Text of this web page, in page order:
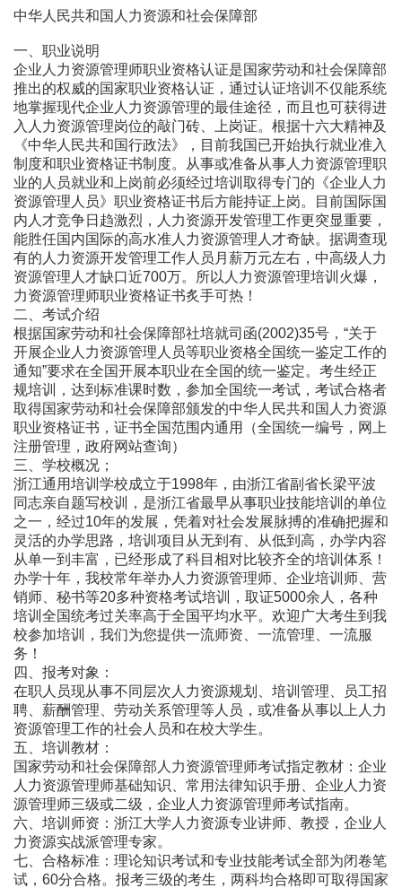
中华人民共和国人力资源和社会保障部
一、职业说明
企业人力资源管理师职业资格认证是国家劳动和社会保障部
推出的权威的国家职业资格认证，通过认证培训不仅能系统
地掌握现代企业人力资源管理的最佳途径，而且也可获得进
入人力资源管理岗位的敲门砖、上岗证。根据十六大精神及
《中华人民共和国行政法》，目前我国已开始执行就业准入
制度和职业资格证书制度。从事或准备从事人力资源管理职
业的人员就业和上岗前必须经过培训取得专门的《企业人力
资源管理人员》职业资格证书后方能持证上岗。目前国际国
内人才竞争日趋激烈，人力资源开发管理工作更突显重要，
能胜任国内国际的高水准人力资源管理人才奇缺。据调查现
有的人力资源开发管理工作人员月薪万元左右，中高级人力
资源管理人才缺口近700万。所以人力资源管理培训火爆，
力资源管理师职业资格证书炙手可热！
二、考试介绍
根据国家劳动和社会保障部社培就司函(2002)35号，“关于
开展企业人力资源管理人员等职业资格全国统一鉴定工作的
通知”要求在全国开展本职业在全国的统一鉴定。考生经正
规培训，达到标准课时数，参加全国统一考试，考试合格者
取得国家劳动和社会保障部颁发的中华人民共和国人力资源
职业资格证书，证书全国范围内通用（全国统一编号，网上
注册管理，政府网站查询）
三、学校概况；
浙江通用培训学校成立于1998年，由浙江省副省长梁平波
同志亲自题写校训，是浙江省最早从事职业技能培训的单位
之一，经过10年的发展，凭着对社会发展脉搏的准确把握和
灵活的办学思路，培训项目从无到有、从低到高，办学内容
从单一到丰富，已经形成了科目相对比较齐全的培训体系！
办学十年，我校常年举办人力资源管理师、企业培训师、营
销师、秘书等20多种资格考试培训，取证5000余人，各种
培训全国统考过关率高于全国平均水平。欢迎广大考生到我
校参加培训，我们为您提供一流师资、一流管理、一流服
务！
四、报考对象：
在职人员现从事不同层次人力资源规划、培训管理、员工招
聘、薪酬管理、劳动关系管理等人员，或准备从事以上人力
资源管理工作的社会人员和在校大学生。
五、培训教材：
国家劳动和社会保障部人力资源管理师考试指定教材：企业
人力资源管理师基础知识、常用法律知识手册、企业人力资
源管理师三级或二级，企业人力资源管理师考试指南。
六、培训师资：浙江大学人力资源专业讲师、教授，企业人
力资源实战派管理专家。
七、合格标准：理论知识考试和专业技能考试全部为闭卷笔
试，60分合格。报考三级的考生，两科均合格即可取得国家